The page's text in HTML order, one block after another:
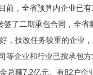
前，全省预算内企业已
了二期承包合同，全
，技改任务较重的企业
等企业和行业已按承包
总额7.2亿元。有82户